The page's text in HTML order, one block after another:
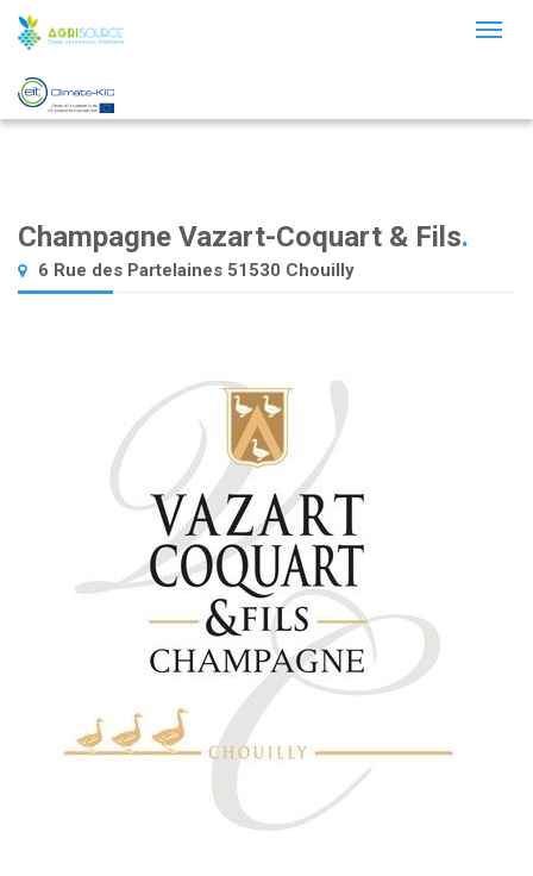
Champagne Vazart-Coquart & Fils.
6 Rue des Partelaines 51530 Chouilly